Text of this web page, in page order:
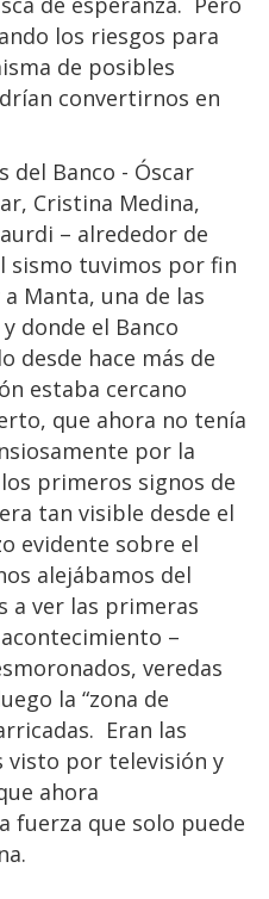
los riesgos para
de posibles
convertirnos en
del Banco - Óscar
Cristina Medina,
– alrededor de
sismo tuvimos por fin
Manta, una de las
donde el Banco
desde hace más de
estaba cercano
que ahora no tenía
por la
primeros signos de
tan visible desde el
evidente sobre el
alejábamos del
a ver las primeras
–
veredas
la “zona de
Eran las
visto por televisión y
ahora
fuerza que solo puede